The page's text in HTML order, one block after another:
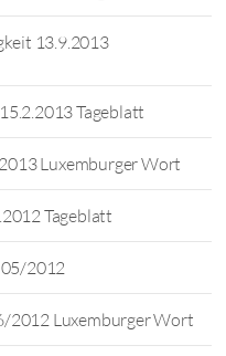
13.9.2013
Tageblatt
Luxemburger Wort
Tageblatt
2012
2012 Luxemburger Wort